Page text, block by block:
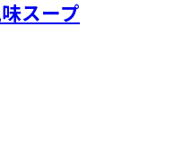
スープ